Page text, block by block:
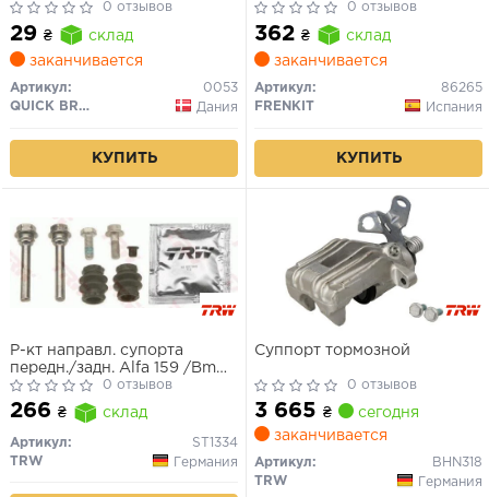
0 отзывов
29 ₴
склад
заканчивается
Артикул:
0053
QUICK BRAKE
Дания
КУПИТЬ
T5 03-15, Caddy III 04-15,
AUDI A3 96-03, A8 94-02,
SKODA Octavia Tour 96-10,
RENAULT Trafic 14-, Trafic
Leon 99-05, NISSAN
Primastar 02-14, OPEL Vivaro
0 отзывов
362 ₴
склад
заканчивается
Артикул:
86265
FRENKIT
Испания
КУПИТЬ
Р-кт направл. супорта
передн./задн. Alfa 159 /Bmw
1 (E81), 3 (E90) /Citroen C2,
C3 /Fiat Croma /Ford Kuga,
Mondeo/Renault Clio, Kangoo
(Lucas 8.4mm)
0 отзывов
266 ₴ склад
Артикул:
ST1334
TRW
Германия
Суппорт тормозной
0 отзывов
3 665 ₴
сегодня
заканчивается
Артикул:
BHN318
TRW
Германия